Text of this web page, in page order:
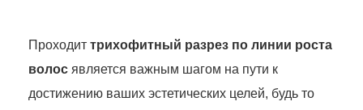
Проходит трихофитный разрез по линии роста
волос является важным шагом на пути к
достижению ваших эстетических целей, будь то